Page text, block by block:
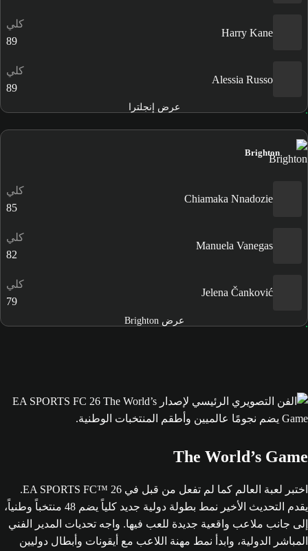
Harry Kane
كلي
89
Alessia Russo
كلي
89
عرض إنجلترا
Brighton
Chiamaka Nnadozie
كلي
85
Manuela Vanegas
كلي
82
Jelena Čanković
كلي
79
عرض Brighton
The World’s Game
اختبر لعبة العالم كما لم تفعل من قبل في EA SPORTS FC™ 26.
يقدم التحديث الأخير نمط بطولة دولية جديد كلياً يضم 48 منتخباً وطنياً،
إلى جانب ملاعب واقعية جديدة للعب فيها. واجه تحديات المدير الفني
المباشر الدولية، وابدأ نمط مهنة اللاعب مع أيقونات وأبطال دوليين